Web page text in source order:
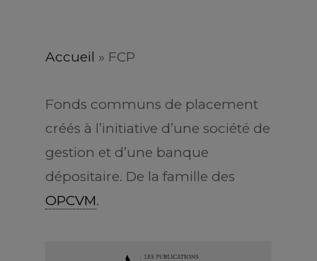
Accueil » FCP
Fonds communs de placement
créés à l’initiative d’une société de
gestion et d’une banque
dépositaire. De la famille des
OPCVM.